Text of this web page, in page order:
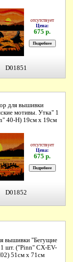
отсутствует
Цена:
675 р.
D01851
для вышивки
мотивы. Утка" 1
40-H) 19см х 19см
отсутствует
Цена:
675 р.
D01852
вышивки "Бегущие
шт. ("Pinn" СХ-EV-
51см х 71см